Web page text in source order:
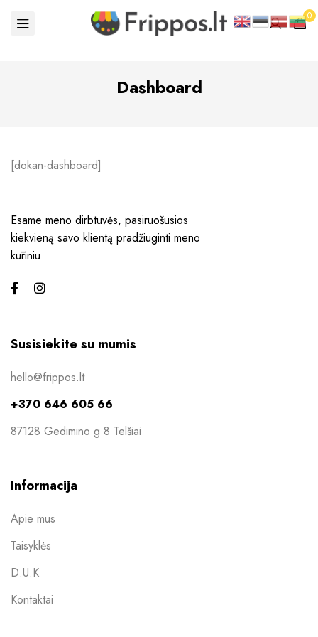
0
Dashboard
[dokan-dashboard]
Esame meno dirbtuvės, pasiruošusios
kiekvieną savo klientą pradžiuginti meno
kūriniu
Susisiekite su mumis
hello@frippos.lt
+370 646 605 66
87128 Gedimino g 8 Telšiai
Informacija
Apie mus
Taisyklės
D.U.K
Kontaktai